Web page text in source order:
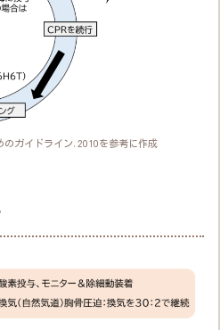
のガイドライン.2010を参考に作成